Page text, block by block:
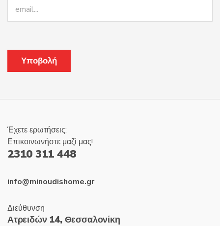
Έχετε ερωτήσεις;
Επικοινωνήστε μαζί μας!
2310 311 448
info@minoudishome.gr
Διεύθυνση
Ατρειδών 14, Θεσσαλονίκη